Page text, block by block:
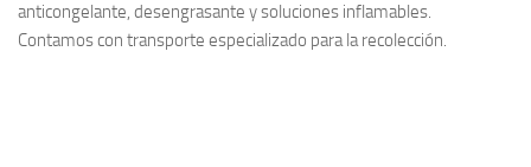
anticongelante, desengrasante y soluciones inflamables.
Contamos con transporte especializado para la recolección.